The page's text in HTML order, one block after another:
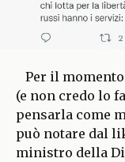
Per il
(e non credo lo
pensarla come
può notare dal
ministro della